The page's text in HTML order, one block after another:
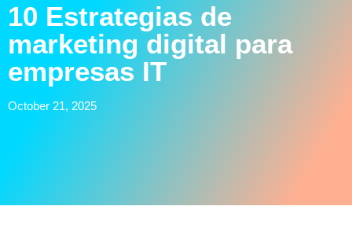
10 Estrategias de
marketing digital para
empresas IT
October 21, 2025